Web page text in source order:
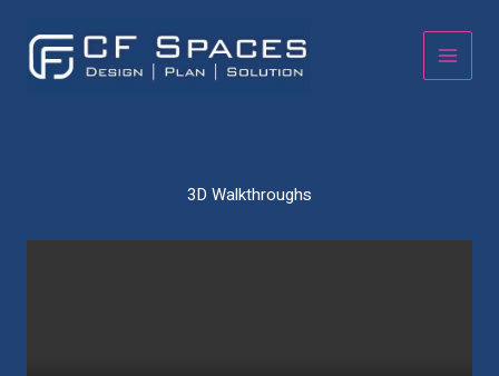
content
3D Walkthroughs